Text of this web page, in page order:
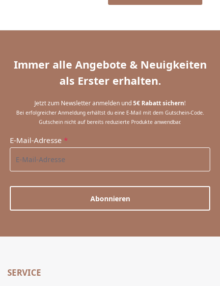
Immer alle Angebote & Neuigkeiten
als Erster erhalten.
Jetzt zum Newsletter anmelden und5€ Rabatt sichern!
Bei erfolgreicher Anmeldung erhältst du eine E-Mail mit dem Gutschein-Code.
Gutschein nicht auf bereits reduzierte Produkte anwendbar.
E-Mail-Adresse *
Abonnieren
SERVICE